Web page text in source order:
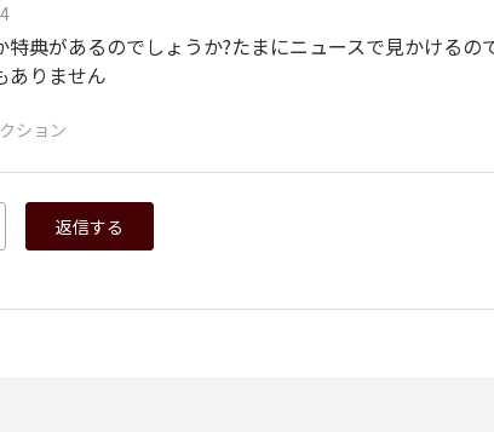
特典があるのでしょうか?たまにニュースで見かけるの
ありません
ション
返信する